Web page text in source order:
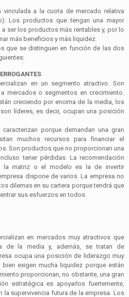
a la cuota de mercado relativa
Los productos que tengan una mayor
ser los productos más rentables y, por lo
más beneficios y más liquidez.
que se distinguen en función de las dos
en un segmento atractivo. Son
mercados o segmentos en crecimiento.
creciendo por encima de la media, los
líderes, es decir, ocupan una posición
porque demandan una gran
muchos recursos para financiar el
Son productos que no proporcionan una
tener pérdidas. La recomendación
la matriz o el modelo es la de invertir
dispone de varios. La empresa no
dilemas en su cartera porque tendrá que
sus esfuerzos en todos.
en mercados muy atractivos que
de la media y, además, se tratan de
ocupa una posición de liderazgo muy
exigen mucha liquidez porque están
proporcionan, no obstante, una gran
estratégica es apoyarlos fuertemente,
la supervivencia futura de la empresa. Los